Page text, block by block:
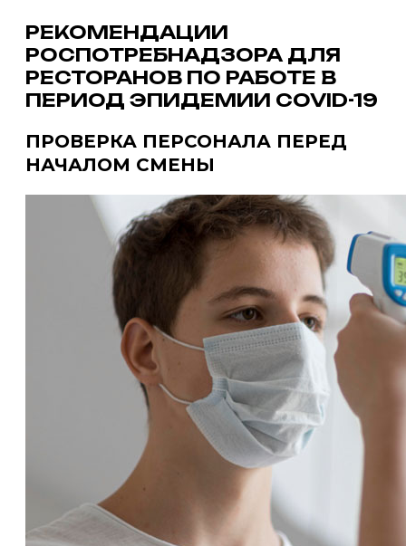
РЕКОМЕНДАЦИИ
РОСПОТРЕБНАДЗОРА ДЛЯ
РЕСТОРАНОВ ПО РАБОТЕ В
ПЕРИОД ЭПИДЕМИИ COVID-19
ПРОВЕРКА ПЕРСОНАЛА ПЕРЕД
НАЧАЛОМ СМЕНЫ